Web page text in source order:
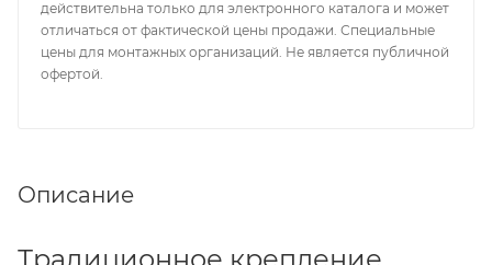
действительна только для электронного каталога и может
отличаться от фактической цены продажи. Специальные
цены для монтажных организаций. Не является публичной
офертой.
Описание